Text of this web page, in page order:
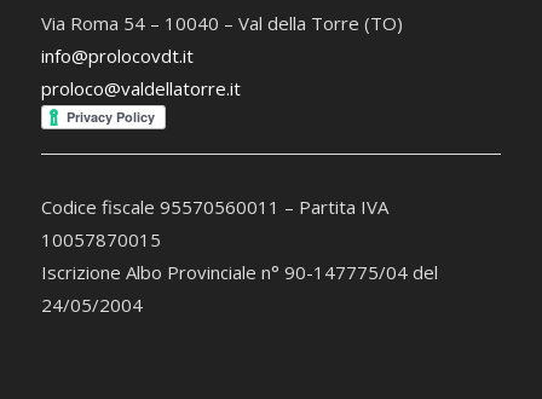
Via Roma 54 – 10040 – Val della Torre (TO)
info@prolocovdt.it
proloco@valdellatorre.it
Codice fiscale 95570560011 – Partita IVA
10057870015
Iscrizione Albo Provinciale n° 90-147775/04 del
24/05/2004